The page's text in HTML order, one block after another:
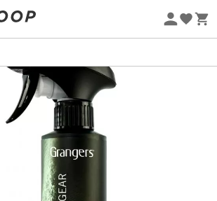
🔥 -5 % EXTRA vid köp av 2 produkter*